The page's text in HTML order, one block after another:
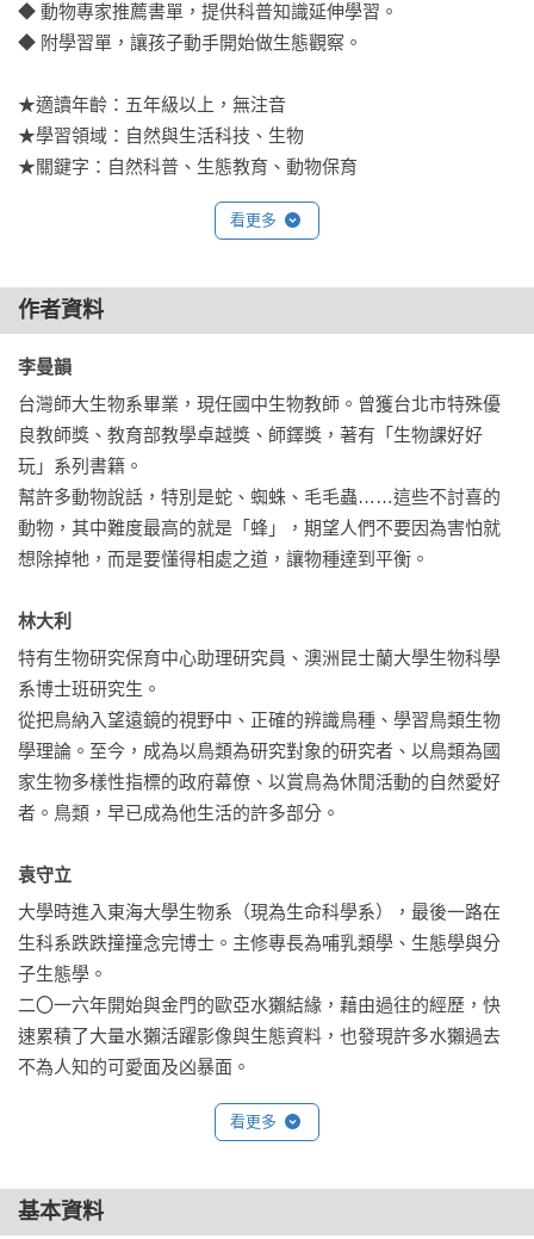
◆ 動物專家推薦書單，提供科普知識延伸學習。
◆ 附學習單，讓孩子動手開始做生態觀察。
★適讀年齡：五年級以上，無注音
★學習領域：自然與生活科技、生物
★關鍵字：自然科普、生態教育、動物保育
台灣本島的石虎面臨生存危機，
在金門生活的歐亞水獺僅存不到200隻……
氣候變遷，地球環境變化，對於野生動物造成了極大的影響：
失去棲地、繁殖地……族群數量漸漸變少，甚至面臨滅絕。為
了維護生態平衡，「動物保育」成為重要課題，但要如何幫助
野生動物呢？這就要從觀察與調查開始，唯有了解野生動物，
才能找到最有效的保育方法。
為了這些逐漸消失的動物，動物專家學者投入漫長又辛苦的野
外調查工作：
冬天清晨頂著寒冷的海風數鳥，半夜輪班找海龜，累得喝水喝
到一半也能睡著，山中追蹤石虎，沒路時只能靠自己開出一條
路……
▍專家經驗 × 觀察方法
測工具、蜜蜂若消失，反而危害人類？「不喜歡就消滅」的錯
誤觀念、苦等六年才等到研究成果……
‧熱愛鳥類的林大利
．希望扭轉蜂類印象的李曼韻
．研究歐亞水獺多年的袁守立
．推動石虎保育的陳美汀
．成功讓大家正視海龜保育的程一駿
還有他們關懷野生動物的心，以及期待大眾一同加入動物保育
的期盼。
看更多
作者資料
李曼韻
台灣師大生物系畢業，現任國中生物教師。曾獲台北市特殊優
良教師獎、教育部教學卓越獎、師鐸獎，著有「生物課好好
玩」系列書籍。
幫許多動物說話，特別是蛇、蜘蛛、毛毛蟲……這些不討喜的
動物，其中難度最高的就是「蜂」，期望人們不要因為害怕就
想除掉牠，而是要懂得相處之道，讓物種達到平衡。
林大利
特有生物研究保育中心助理研究員、澳洲昆士蘭大學生物科學
系博士班研究生。
從把鳥納入望遠鏡的視野中、正確的辨識鳥種、學習鳥類生物
學理論。至今，成為以鳥類為研究對象的研究者、以鳥類為國
家生物多樣性指標的政府幕僚、以賞鳥為休閒活動的自然愛好
者。鳥類，早已成為他生活的許多部分。
袁守立
大學時進入東海大學生物系（現為生命科學系），最後一路在
生科系跌跌撞撞念完博士。主修專長為哺乳類學、生態學與分
子生態學。
二〇一六年開始與金門的歐亞水獺結緣，藉由過往的經歷，快
速累積了大量水獺活躍影像與生態資料，也發現許多水獺過去
不為人知的可愛面及凶暴面。
和保育工作。
二〇一七年與多位關心石虎的夥伴成立「台灣石虎保育協
看更多
基本資料